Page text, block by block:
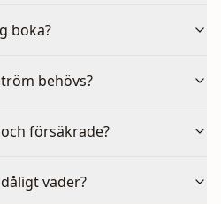
boka?
behövs?
försäkrade?
väder?